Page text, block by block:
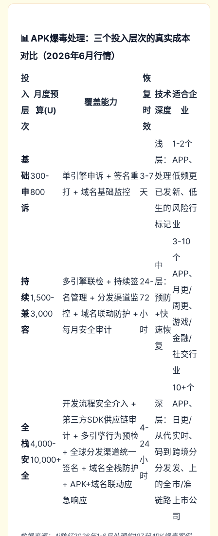
📊 APK爆毒处理：三个投入层次的真实成本
对比（2026年6月行情）
投
入
层
次
月度预
算(U)
覆盖能力
恢
复
时
效
技术
深度
适合企
业
基
础
申
诉
300-
800
单引擎申诉 + 签名重
打 + 域名基础监控
3-7
天
浅
层：
处理
已发
生的
标记
1-2个
APP、
低频更
新、低
风险行
业
持
续
兼
容
1,500-
3,000
多引擎联检 + 持续签
名管理 + 分发渠道监
控 + 域名联动防护 +
每月安全审计
24-
72
小
时
中
层：
预防
+快
速恢
复
3-10
个
APP、
月更/
周更、
游戏/
金融/
社交行
业
全
栈
安
全
4,000-
10,000+
开发流程安全介入 +
第三方SDK供应链审
计 + 多引擎行为预检
+ 全球分发渠道统一
签名 + 域名全栈防护
+ APK+域名联动应
急响应
4-
24
小
时
深
层：
从代
码到
分发
的全
链路
10+个
APP、
日更/
实时、
跨境分
发、上
市/准
上市公
司